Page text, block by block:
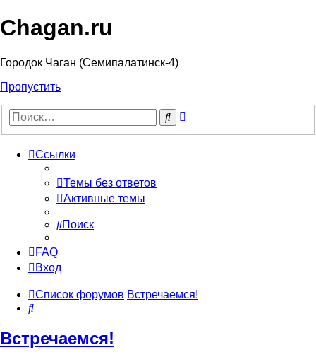
Chagan.ru
Городок Чаган (Семипалатинск-4)
Пропустить
Поиск
Ссылки
Темы без ответов
Активные темы
Поиск
FAQ
Вход
Список форумов Встречаемся!
Поиск
Встречаемся!